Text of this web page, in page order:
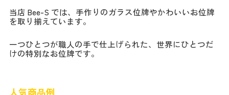
当店 Bee-S では、手作りのガラス位牌やかわいいお位牌
を取り揃えています。
一つひとつが職人の手で仕上げられた、世界にひとつだ
けの特別なお位牌です。
人気商品例